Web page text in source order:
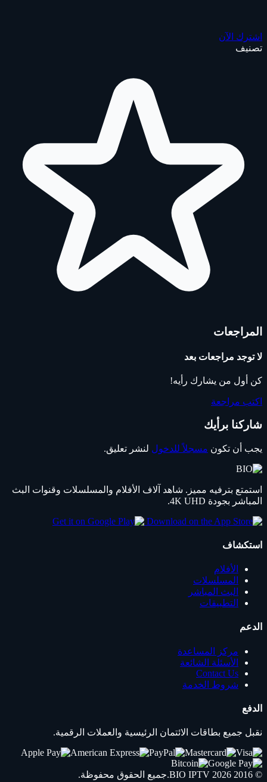
اشترك الآن
تصنيف
المراجعات
لا توجد مراجعات بعد
كن أول من يشارك رأيه!
اكتب مراجعة
شاركنا برأيك
يجب أن تكون مسجلاً للدخول لنشر تعليق.
استمتع بترفيه مميز. شاهد آلاف الأفلام والمسلسلات وقنوات البث
المباشر بجودة 4K UHD.
استكشاف
الأفلام
المسلسلات
البث المباشر
التطبيقات
الدعم
مركز المساعدة
الأسئلة الشائعة
Contact Us
شروط الخدمة
الدفع
نقبل جميع بطاقات الائتمان الرئيسية والعملات الرقمية.
© 2016 2026
BIO IPTV .جميع الحقوق محفوظة.